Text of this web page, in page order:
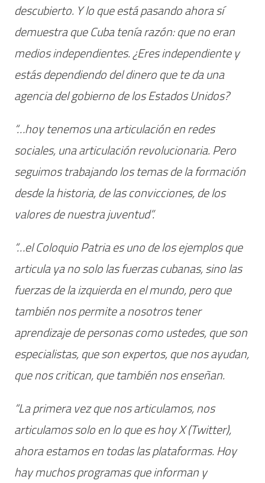
descubierto. Y lo que está pasando ahora sí
demuestra que Cuba tenía razón: que no eran
medios independientes. ¿Eres independiente y
estás dependiendo del dinero que te da una
agencia del gobierno de los Estados Unidos?
“…hoy tenemos una articulación en redes
sociales, una articulación revolucionaria. Pero
seguimos trabajando los temas de la formación
desde la historia, de las convicciones, de los
valores de nuestra juventud”.
“…el Coloquio Patria es uno de los ejemplos que
articula ya no solo las fuerzas cubanas, sino las
fuerzas de la izquierda en el mundo, pero que
también nos permite a nosotros tener
aprendizaje de personas como ustedes, que son
especialistas, que son expertos, que nos ayudan,
que nos critican, que también nos enseñan.
“La primera vez que nos articulamos, nos
articulamos solo en lo que es hoy X (Twitter),
ahora estamos en todas las plataformas. Hoy
hay muchos programas que informan y